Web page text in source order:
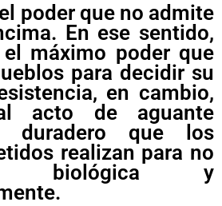
poder que no admite
En ese sentido,
máximo poder que
para decidir su
en cambio,
acto de aguante
duradero que los
realizan para no
biológica y